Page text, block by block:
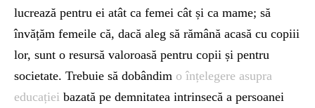
lucrează pentru ei atât ca femei cât și ca mame; să
învățăm femeile că, dacă aleg să rămână acasă cu copiii
lor, sunt o resursă valoroasă pentru copii și pentru
societate. Trebuie să dobândim o înțelegere asupra
educației bazată pe demnitatea intrinsecă a persoanei